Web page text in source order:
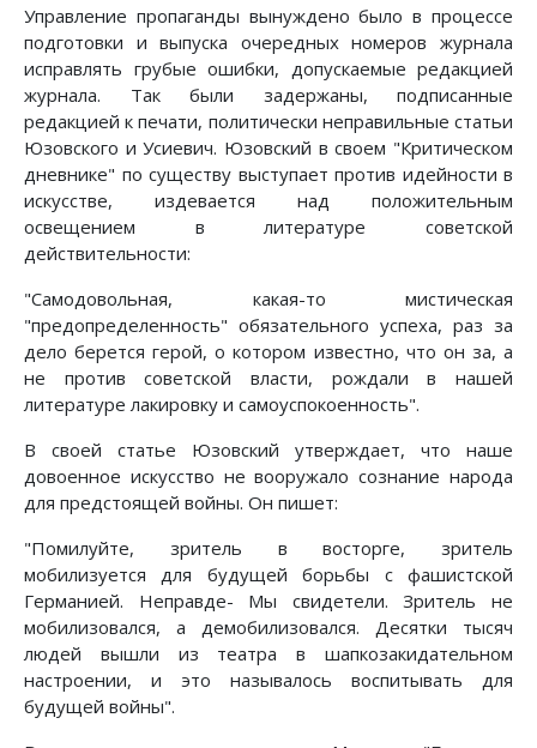
Управление пропаганды вынуждено было в процессе
подготовки и вы­пуска очередных номеров журнала
исправлять грубые ошибки, допускае­мые редакцией
журнала. Так были задержаны, подписанные
редакцией к печати, политически неправильные статьи
Юзовского и Усиевич. Юзовский в своем "Критическом
дневнике" по существу выступает против идейности в
искусстве, издевается над положительным
освещением в литературе советской
действительности:
"Самодовольная, какая-то мистическая
"предопределенность" обязатель­ного успеха, раз за
дело берется герой, о котором известно, что он за, а
не против советской власти, рождали в нашей
литературе лакировку и само­успокоенность".
В своей статье Юзовский утверждает, что наше
довоенное искусство не вооружало сознание народа
для предстоящей войны. Он пишет:
"Помилуйте, зритель в восторге, зритель
мобилизуется для будущей борьбы с фашистской
Германией. Неправде- Мы свидетели. Зритель не
мобилизовался, а демобилизовался. Десятки тысяч
людей вышли из теат­ра в шапкозакидательном
настроении, и это называлось воспитывать для
будущей войны".